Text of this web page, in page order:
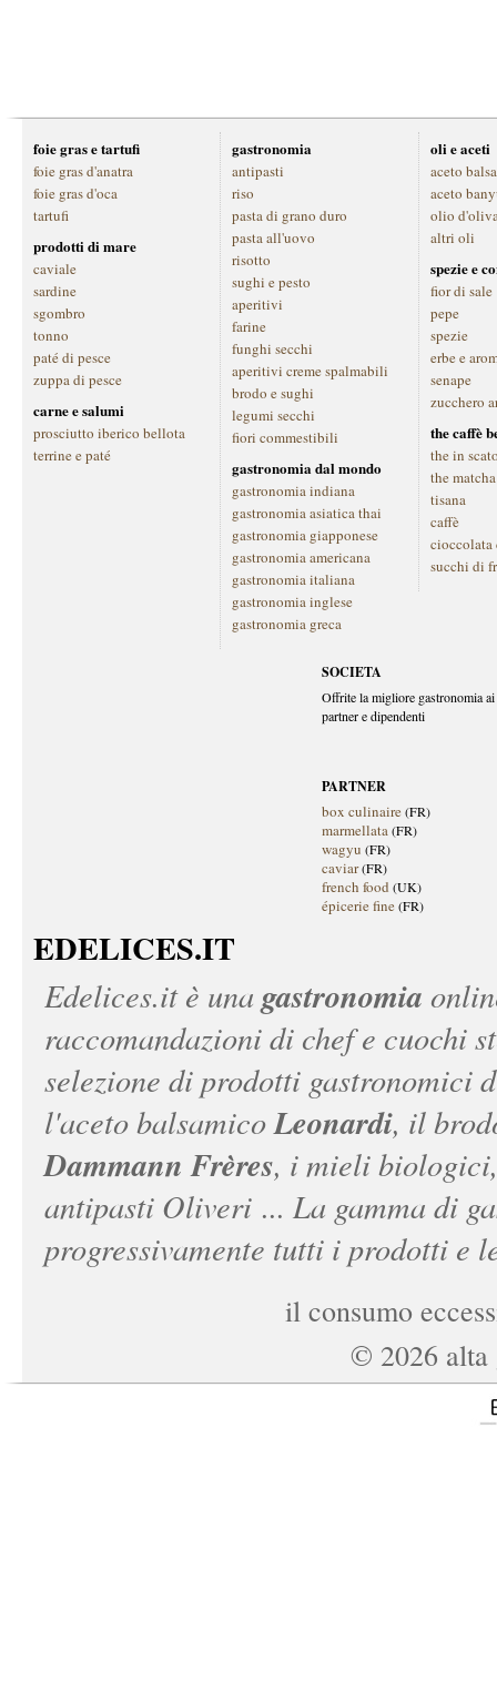
foie gras e tartufi
foie gras d'anatra
foie gras d'oca
tartufi
prodotti di mare
caviale
sardine
sgombro
tonno
paté di pesce
zuppa di pesce
carne e salumi
prosciutto iberico bellota
terrine e paté
gastronomia
antipasti
riso
pasta di grano duro
pasta all'uovo
risotto
sughi e pesto
aperitivi
farine
funghi secchi
aperitivi creme spalmabili
brodo e sughi
legumi secchi
fiori commestibili
gastronomia dal mondo
gastronomia indiana
gastronomia asiatica thai
gastronomia giapponese
gastronomia americana
gastronomia italiana
gastronomia inglese
gastronomia greca
oli e aceti
aceto
aceto
olio
altri oli
spezie e
fior di sale
pepe
spezie
erbe e
senape
zucchero
the caffè
the in
the matcha
tisana
caffè
cioccolata
succhi di
SOCIETA
Offrite la migliore gastronomia
partner e dipendenti
PARTNER
box culinaire(FR)
marmellata(FR)
wagyu (FR)
caviar(FR)
french food (UK)
épicerie fine(FR)
EDELICES.IT
Edelices.itè una gastronomia
raccomandazioni di chef e cuochi
selezione di prodotti gastronomici
l'aceto balsamicoLeonardi, il
Dammann Frères, i mieli
antipasti Oliveri ... La gamma di
progressivamente tutti i prodotti e
il consumo
© 2026